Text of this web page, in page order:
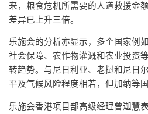
来，粮食危机所需要的人道救援金
差异已上升三倍。
乐施会的分析亦显示，多个国家例
社会保障、农作物灌溉和农业投资
转趋势。与尼日利亚、老挝和尼日
平及气候风险程度相若，但加纳等
乐施会香港项目部高级经理曾迦慧